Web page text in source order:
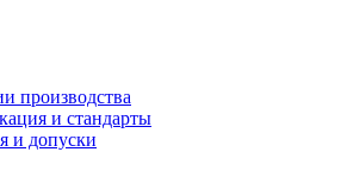
производства
и стандарты
и допуски